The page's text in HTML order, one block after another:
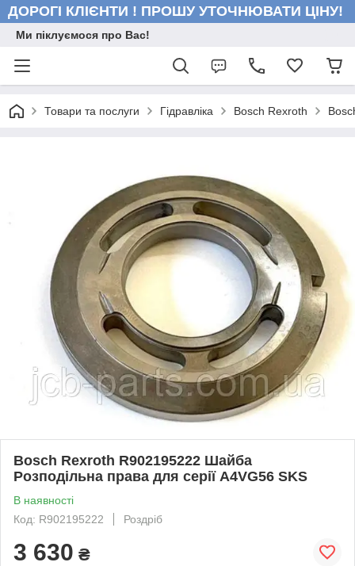
ДОРОГІ КЛІЄНТИ ! ПРОШУ УТОЧНЮВАТИ ЦІНУ!
Ми піклуємося про Вас!
Товари та послуги Гідравліка Bosch Rexroth
Bosch Rexroth R902195222 Шайба
Розподільна права для серії A4VG56 SKS
В наявності
Код: R902195222
Роздріб
3 630 ₴